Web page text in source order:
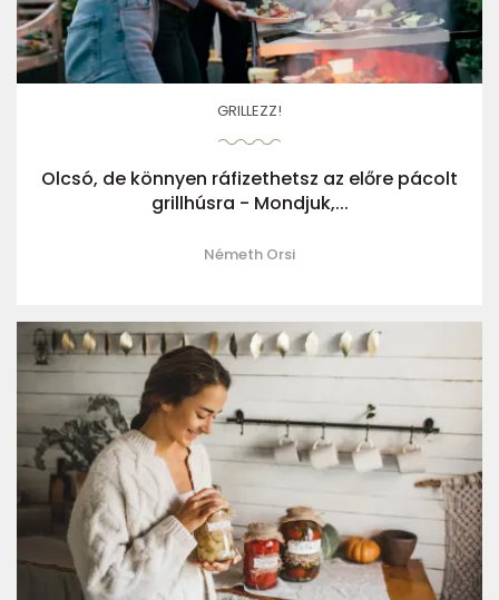
GRILLEZZ!
Olcsó, de könnyen ráfizethetsz az előre pácolt
grillhúsra - Mondjuk,...
Németh Orsi